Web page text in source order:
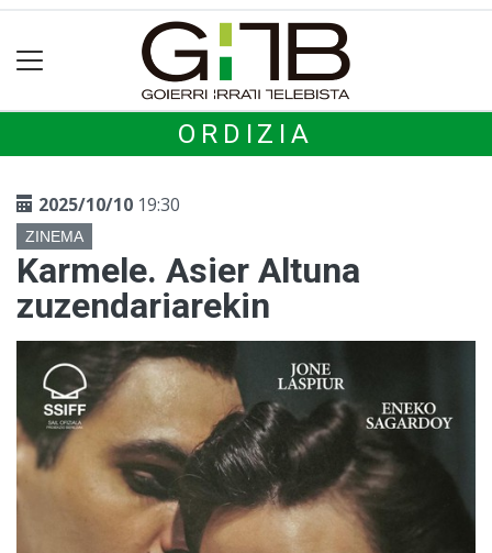
ORDIZIA
2025/10/10 19:30
ZINEMA
Karmele. Asier Altuna
zuzendariarekin